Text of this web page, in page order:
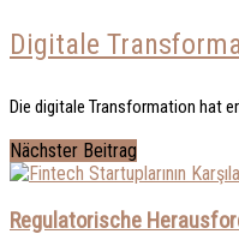
Digitale
Die digitale Transformation hat
Nächster Beitrag
Regulatorische